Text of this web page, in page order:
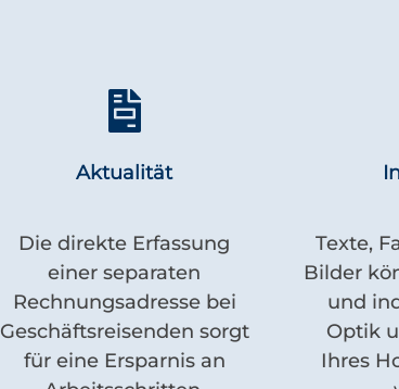
Aktualität
Die direkte Erfassung
einer separaten
Rechnungsadresse bei
Geschäftsreisenden sorgt
für eine Ersparnis an
Texte,
Bilder
und
Optik
Ihres